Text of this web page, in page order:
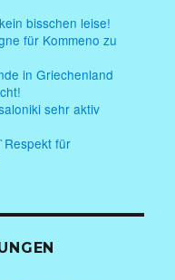
bisschen leise!
für Kommeno zu
in Griechenland
sehr aktiv
für